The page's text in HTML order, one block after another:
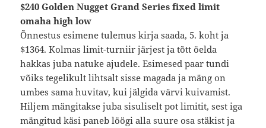
$240 Golden Nugget Grand Series fixed limit
omaha high low
Õnnestus esimene tulemus kirja saada, 5. koht ja
$1364. Kolmas limit-turniir järjest ja tõtt öelda
hakkas juba natuke ajudele. Esimesed paar tundi
võiks tegelikult lihtsalt sisse magada ja mäng on
umbes sama huvitav, kui jälgida värvi kuivamist.
Hiljem mängitakse juba sisuliselt pot limitit, sest iga
mängitud käsi paneb löögi alla suure osa stäkist ja